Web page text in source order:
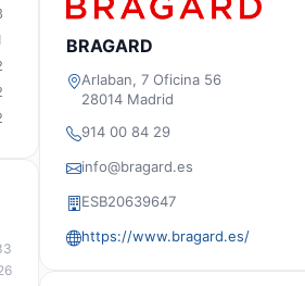
BRAGARD
Arlaban, 7 Oficina 56
28014 Madrid
914 00 84 29
info@bragard.es
ESB20639647
https://www.bragard.es/